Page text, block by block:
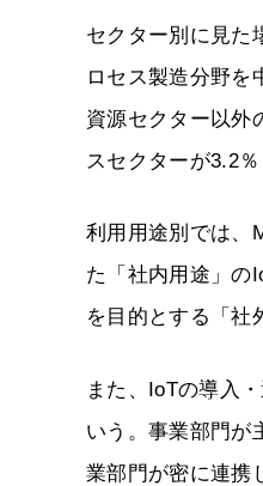
セクター別に見た
ロセス製造分野を
資源セクター以
スセクターが3.2％
利用用途別では、
た「社内用途」の
を目的とする「社
また、IoTの導入
いう。事業部門が
業部門が密に連携